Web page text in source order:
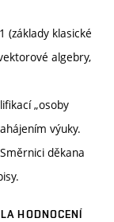
(základy klasické
algebry,
„osoby
výuky.
děkana
HODNOCENÍ